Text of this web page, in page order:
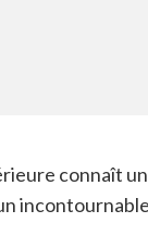
connaît